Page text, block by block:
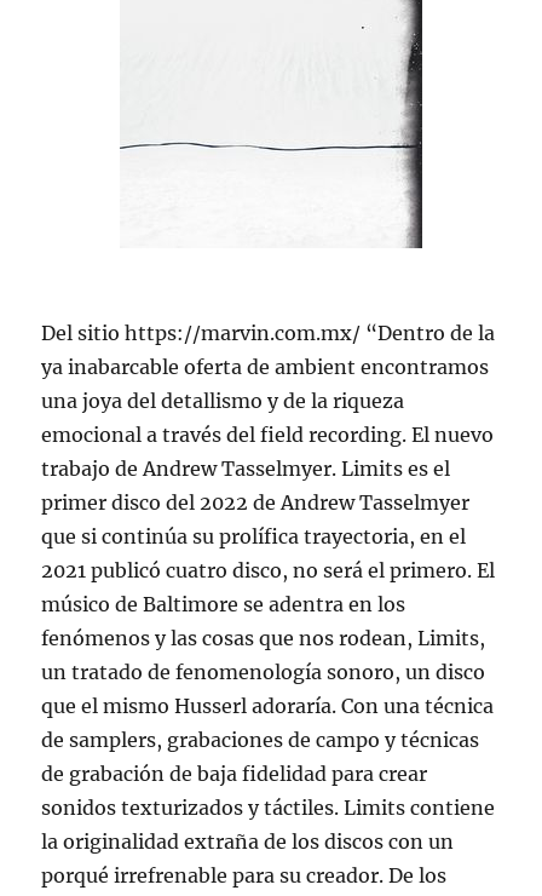
Del sitio https://marvin.com.mx/ “Dentro de la
ya inabarcable oferta de ambient encontramos
una joya del detallismo y de la riqueza
emocional a través del field recording. El nuevo
trabajo de Andrew Tasselmyer. Limits es el
primer disco del 2022 de Andrew Tasselmyer
que si continúa su prolífica trayectoria, en el
2021 publicó cuatro disco, no será el primero. El
músico de Baltimore se adentra en los
fenómenos y las cosas que nos rodean, Limits,
un tratado de fenomenología sonoro, un disco
que el mismo Husserl adoraría. Con una técnica
de samplers, grabaciones de campo y técnicas
de grabación de baja fidelidad para crear
sonidos texturizados y táctiles. Limits contiene
la originalidad extraña de los discos con un
porqué irrefrenable para su creador. De los